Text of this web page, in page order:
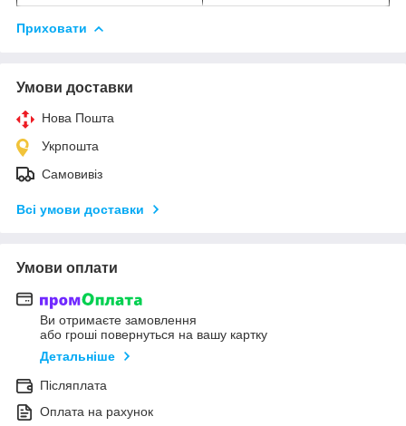
Приховати
Умови доставки
Нова Пошта
Укрпошта
Самовивіз
Всі умови доставки
Умови оплати
Ви отримаєте замовлення
або гроші повернуться на вашу картку
Детальніше
Післяплата
Оплата на рахунок